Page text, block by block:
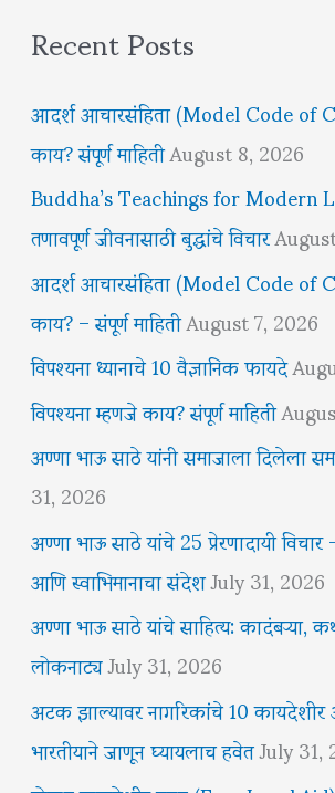
Recent Posts
आदर्श आचारसंहिता (Model Code of
काय? संपूर्ण माहितीAugust 8, 2026
Buddha’s Teachings for Modern
तणावपूर्ण जीवनासाठी बुद्धांचे विचार
आदर्श आचारसंहिता (Model Code of
काय? – संपूर्ण माहितीAugust 7, 2026
विपश्यना ध्यानाचे 10 वैज्ञानिक फायदे
विपश्यना म्हणजे काय? संपूर्ण माहिती
अण्णा भाऊ साठे यांनी समाजाला दिलेला
31, 2026
अण्णा भाऊ साठे यांचे 25 प्रेरणादायी
आणि स्वाभिमानाचा संदेशJuly 31, 2026
अण्णा भाऊ साठे यांचे साहित्य: कादंबऱ्या,
लोकनाट्यJuly 31, 2026
अटक झाल्यावर नागरिकांचे 10 कायदेशीर
भारतीयाने जाणून घ्यायलाच हवेतJuly